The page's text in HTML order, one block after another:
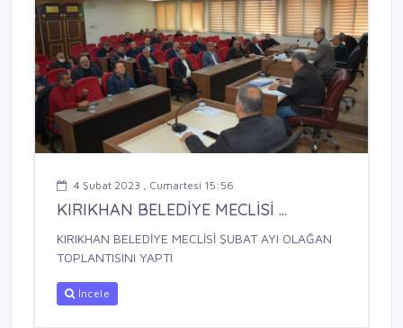
4 Şubat 2023 , Cumartesi 15:56
KIRIKHAN BELEDİYE MECLİSİ ...
KIRIKHAN BELEDİYE MECLİSİ ŞUBAT AYI OLAĞAN
TOPLANTISINI YAPTI
İncele